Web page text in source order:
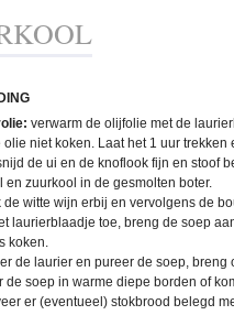
verwarm de olijfolie met de
olie niet koken. Laat het 1 uur trekken
de ui en de knoflook fijn en stoof
en zuurkool in de gesmolten boter.
de witte wijn erbij en vervolgens de
laurierblaadje toe, breng de soep
koken.
de laurier en pureer de soep, breng
de soep in warme diepe borden of
er (eventueel) stokbrood belegd